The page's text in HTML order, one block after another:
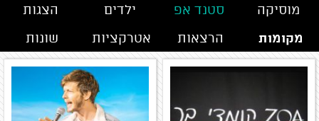
מוסיקה סטנד אפ ילדים
הצגות
הרצאות
אטרקציות שונות מקומות